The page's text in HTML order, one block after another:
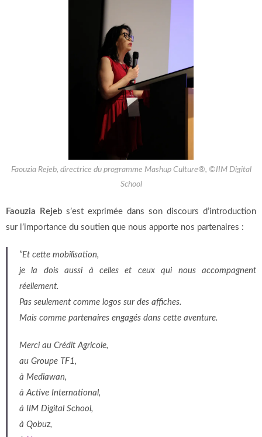
Faouzia Rejeb, directrice du programme Mashup Culture®, ©IIM Digital
School
Faouzia Rejeb s’est exprimée dans son discours d’introduction
sur l’importance du soutien que nous apporte nos partenaires :
”Et cette mobilisation,
je la dois aussi à celles et ceux qui nous accompagnent
réellement.
Pas seulement comme logos sur des affiches.
Mais comme partenaires engagés dans cette aventure.
Merci au Crédit Agricole,
au Groupe TF1,
à Mediawan,
à Active International,
à IIM Digital School,
à Qobuz,